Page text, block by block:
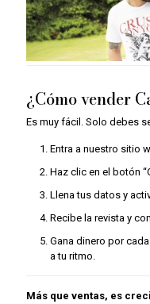
¿Cómo vender
Es muy fácil. Solo debes
Entra a nuestro sitio
Haz clic en el botón
Llena tus datos y
Recibe la revista y
Gana dinero por
a tu ritmo.
Más que ventas, es